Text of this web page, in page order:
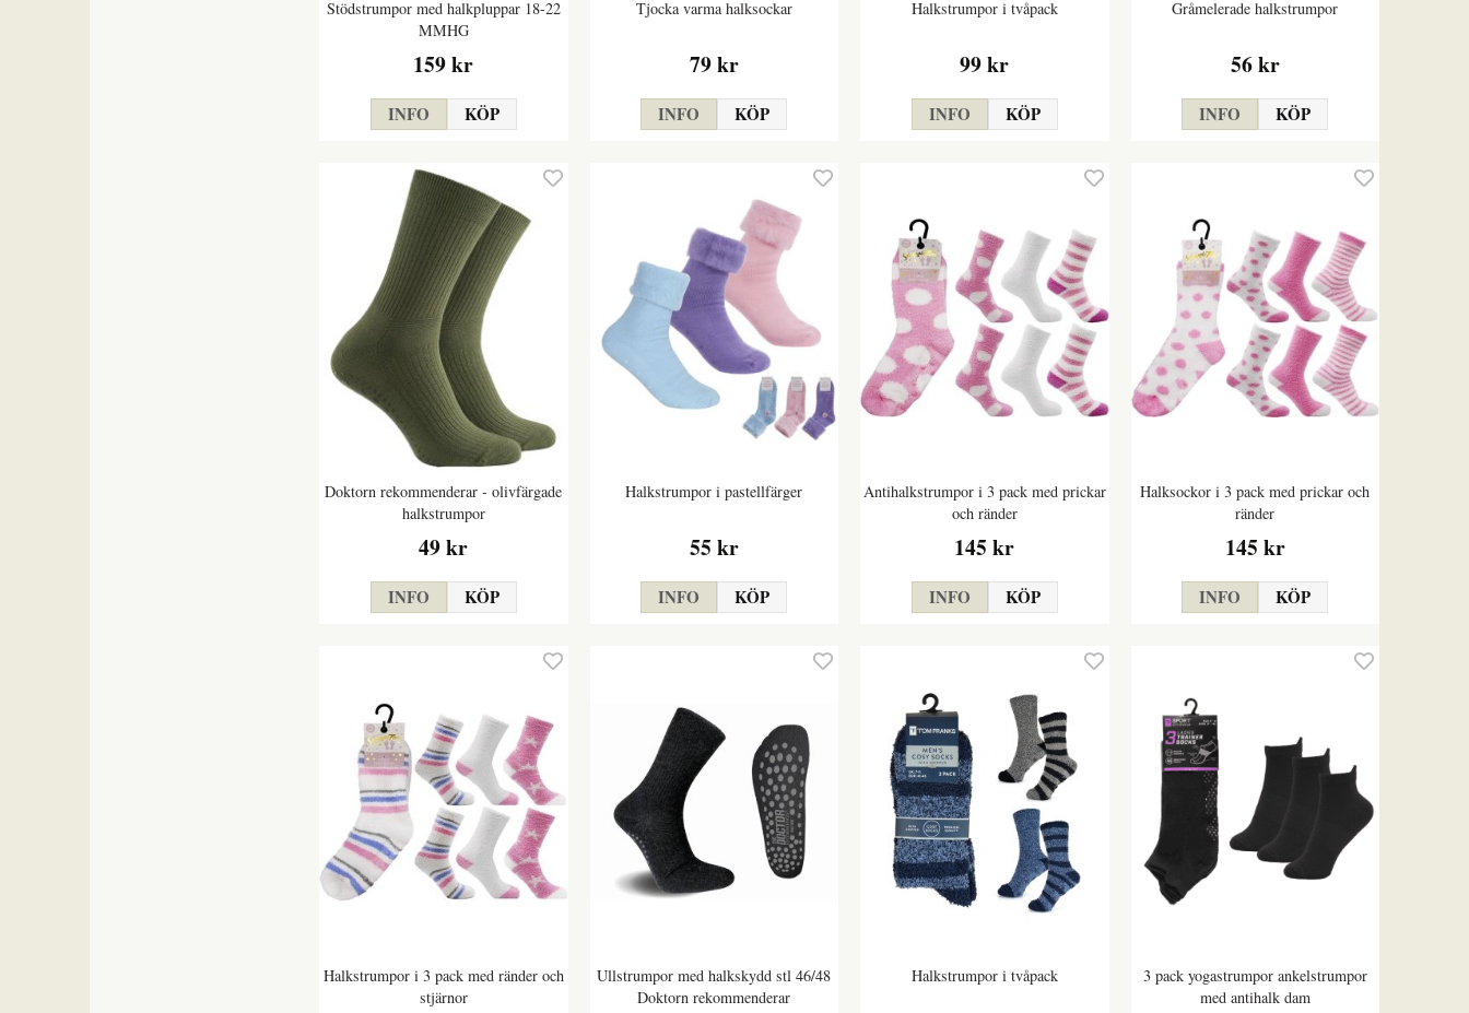
Stödstrumpor med halkpluppar 18-22
MMHG
159 kr
INFO KÖP
Tjocka varma halksockar
79 kr
INFO KÖP
Halkstrumpor i tvåpack
99 kr
INFO KÖP
Gråmelerade halkstrumpor
56 kr
INFO KÖP
Doktorn rekommenderar - olivfärgade
halkstrumpor
49 kr
INFO KÖP
Halkstrumpor i pastellfärger
55 kr
INFO KÖP
Antihalkstrumpor i 3 pack med prickar
och ränder
145 kr
INFO KÖP
Halksockor i 3 pack med prickar och
ränder
145 kr
INFO KÖP
Halkstrumpor i 3 pack med ränder och
stjärnor
Ullstrumpor med halkskydd stl 46/48
Doktorn rekommenderar
Halkstrumpor i tvåpack
3 pack yogastrumpor ankelstrumpor
med antihalk dam